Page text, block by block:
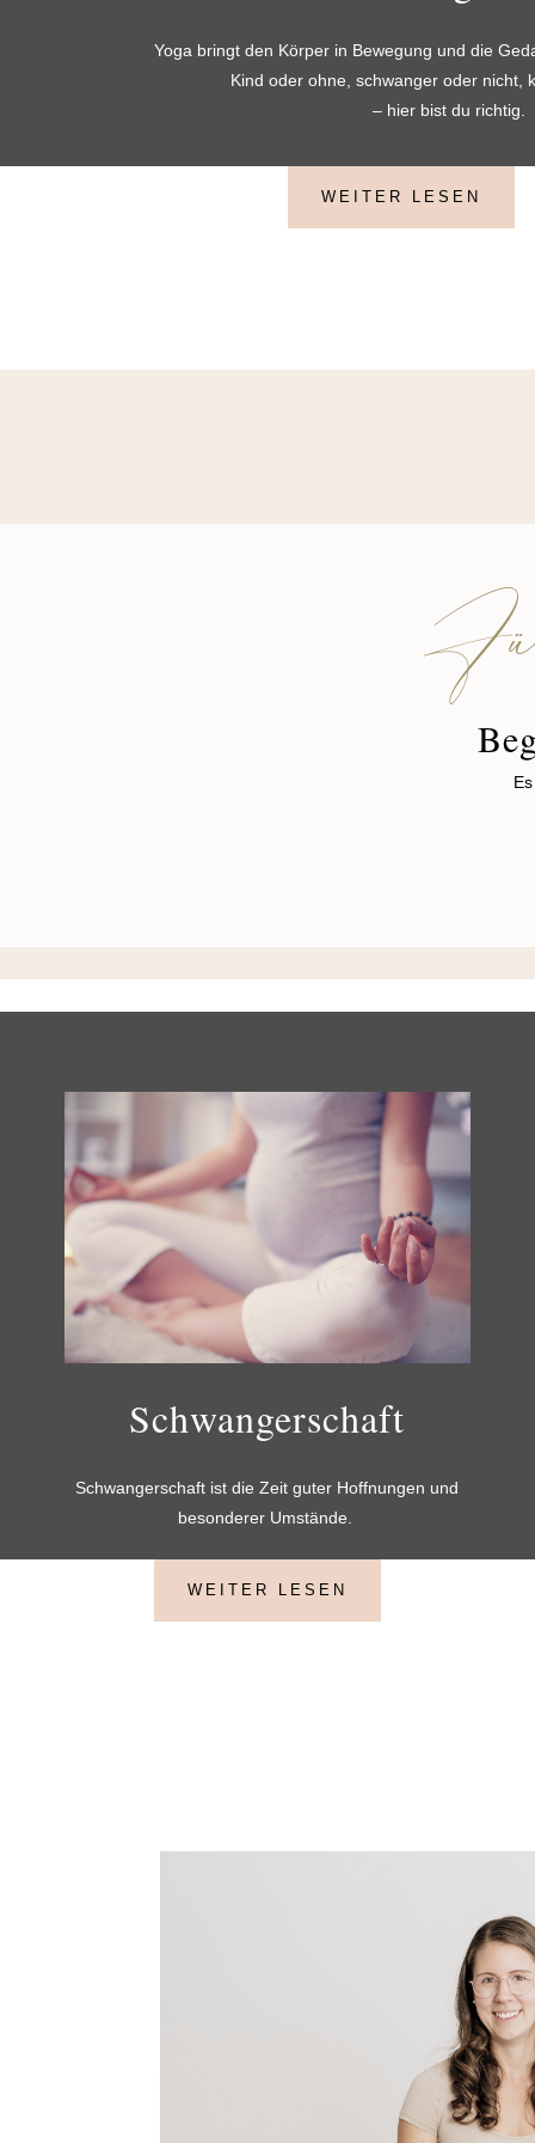
Yoga bringt den Körper in Bewegung und die
Kind oder ohne, schwanger oder nicht,
– hier bist du richtig.
WEITER LESEN
Schwangerschaft
Schwangerschaft ist die Zeit guter Hoffnungen und
besonderer Umstände.
WEITER LESEN